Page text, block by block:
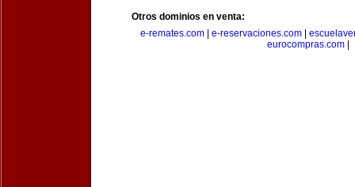
Otros dominios en venta:
e-remates.com| e-reservaciones.com|
eurocompras.com